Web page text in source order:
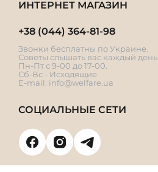
ИНТЕРНЕТ МАГАЗИН
+38 (044) 364-81-98
Звонки бесплатны по Украине.
Советы слышать вас каждый день
Пн-Пт с 9-00 до 17-00.
Сб-Вс - Исходящие
E-mail: info@welfare.ua
СОЦИАЛЬНЫЕ СЕТИ